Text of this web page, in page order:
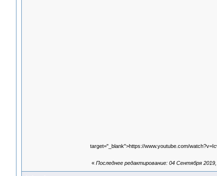
target="_blank">https://www.youtube.com/
« Последнее редактирование: 04 Сентября